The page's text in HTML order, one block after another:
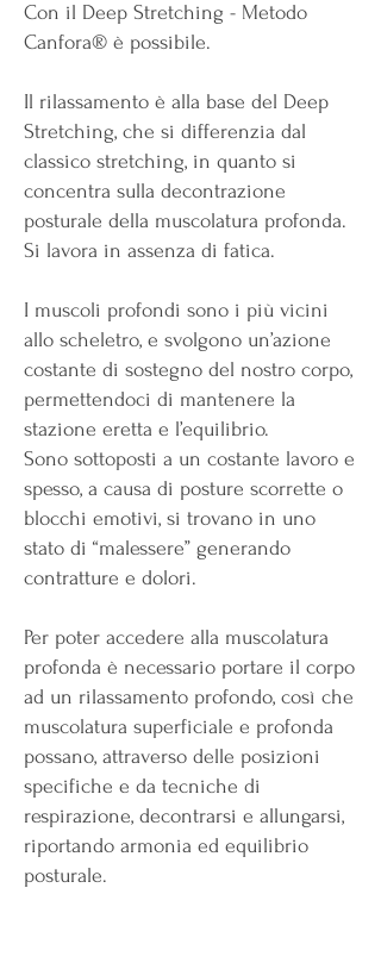
Con il Deep Stretching - Metodo
Canfora® è possibile.​
Il rilassamento è alla base del Deep
Stretching, che si differenzia dal
classico stretching, in quanto si
concentra sulla decontrazione
posturale della muscolatura profonda.
Si lavora in assenza di fatica.
I muscoli profondi sono i più vicini
allo scheletro, e svolgono un’azione
costante di sostegno del nostro corpo,
permettendoci di mantenere la
stazione eretta e l’equilibrio.
Sono sottoposti a un costante lavoro e
spesso, a causa di posture scorrette o
blocchi emotivi, si trovano in uno
stato di “malessere” generando
contratture e dolori.
Per poter accedere alla muscolatura
profonda è necessario portare il corpo
ad un rilassamento profondo, così che
muscolatura superficiale e profonda
possano, attraverso delle posizioni
specifiche e da tecniche di
respirazione, decontrarsi e allungarsi,
riportando armonia ed equilibrio
posturale.